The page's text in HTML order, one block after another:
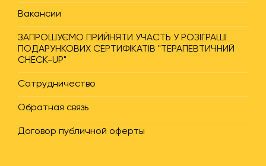
Вакансии
ЗАПРОШУЄМО ПРИЙНЯТИ УЧАСТЬ У РОЗІГРАШІ
ПОДАРУНКОВИХ СЕРТИФІКАТІВ "ТЕРАПЕВТИЧНИЙ
CHECK-UP"
Сотрудничество
Обратная связь
Договор публичной оферты